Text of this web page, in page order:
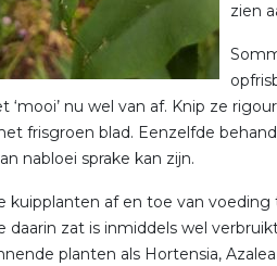
zien
‘mooi’ nu wel van af. Knip ze
frisgroen blad. Eenzelfde
nabloei sprake kan zijn.
kuipplanten af en toe van
daarin zat is inmiddels wel
planten als Hortensia,